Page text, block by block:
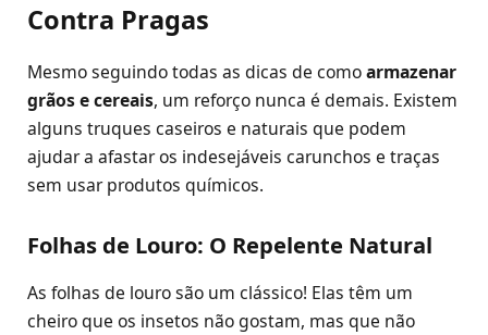
Contra Pragas
Mesmo seguindo todas as dicas de comoarmazenar
grãos e cereais, um reforço nunca é demais. Existem
alguns truques caseiros e naturais que podem
ajudar a afastar os indesejáveis carunchos e traças
sem usar produtos químicos.
Folhas de Louro: O Repelente Natural
As folhas de louro são um clássico! Elas têm um
cheiro que os insetos não gostam, mas que não